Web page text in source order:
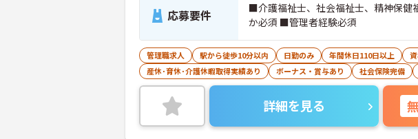
応募要件
■介護福祉士、社会福祉士、精神保健
か必須 ■管理者経験必須
管理職求人 駅から徒歩10分以内 日勤のみ 年間休日110日以上
産休･育休･介護休暇取得実績あり
ボーナス・賞与あり 社会保険完備
詳細を見る